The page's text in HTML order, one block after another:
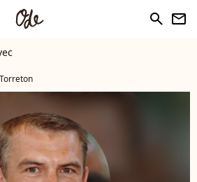
search newsletter